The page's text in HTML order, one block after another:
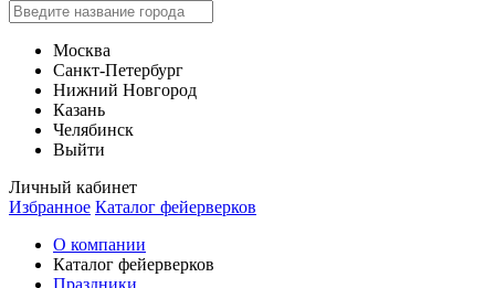
Москва
Санкт-Петербург
Нижний Новгород
Казань
Челябинск
Выйти
Личный кабинет
Избранное Каталог фейерверков
О компании
Каталог фейерверков
Праздники